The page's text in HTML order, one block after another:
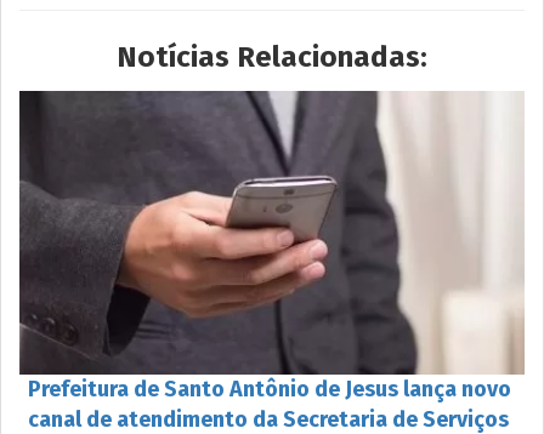
Notícias Relacionadas:
Prefeitura de Santo Antônio de Jesus lança novo
canal de atendimento da Secretaria de Serviços